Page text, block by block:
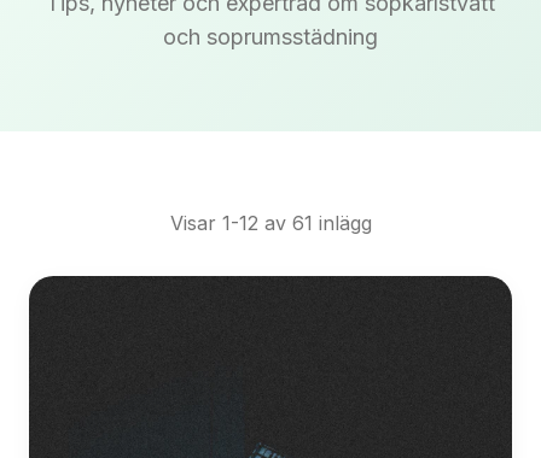
och soprumsstädning
Visar 1-12 av 61 inlägg